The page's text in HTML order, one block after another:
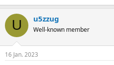
U u5zzug
Well-known member
16 Jan. 2023